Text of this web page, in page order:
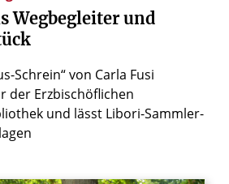
Wegbegleiter und
Schrein“ von Carla Fusi
der Erzbischöflichen
und lässt Libori-Sammler-